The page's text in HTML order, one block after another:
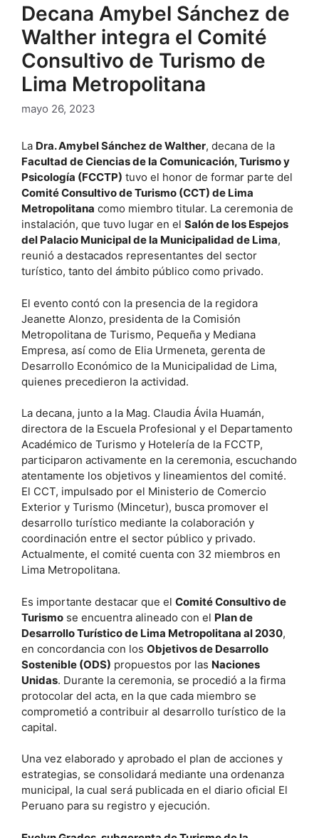
Decana Amybel Sánchez de
Walther integra el Comité
Consultivo de Turismo de
Lima Metropolitana
mayo 26, 2023
La Dra. Amybel Sánchez de Walther, decana de la
Facultad de Ciencias de la Comunicación, Turismo y
Psicología (FCCTP) tuvo el honor de formar parte del
Comité Consultivo de Turismo (CCT) de Lima
Metropolitana como miembro titular. La ceremonia de
instalación, que tuvo lugar en el Salón de los Espejos
del Palacio Municipal de la Municipalidad de Lima,
reunió a destacados representantes del sector
turístico, tanto del ámbito público como privado.
El evento contó con la presencia de la regidora
Jeanette Alonzo, presidenta de la Comisión
Metropolitana de Turismo, Pequeña y Mediana
Empresa, así como de Elia Urmeneta, gerenta de
Desarrollo Económico de la Municipalidad de Lima,
quienes precedieron la actividad.
La decana, junto a la Mag. Claudia Ávila Huamán,
directora de la Escuela Profesional y el Departamento
Académico de Turismo y Hotelería de la FCCTP,
participaron activamente en la ceremonia, escuchando
atentamente los objetivos y lineamientos del comité.
El CCT, impulsado por el Ministerio de Comercio
Exterior y Turismo (Mincetur), busca promover el
desarrollo turístico mediante la colaboración y
coordinación entre el sector público y privado.
Actualmente, el comité cuenta con 32 miembros en
Lima Metropolitana.
Es importante destacar que el Comité Consultivo de
Turismo se encuentra alineado con el Plan de
Desarrollo Turístico de Lima Metropolitana al 2030,
en concordancia con los Objetivos de Desarrollo
Sostenible (ODS) propuestos por las Naciones
Unidas. Durante la ceremonia, se procedió a la firma
protocolar del acta, en la que cada miembro se
comprometió a contribuir al desarrollo turístico de la
capital.
Una vez elaborado y aprobado el plan de acciones y
estrategias, se consolidará mediante una ordenanza
municipal, la cual será publicada en el diario oficial El
Peruano para su registro y ejecución.